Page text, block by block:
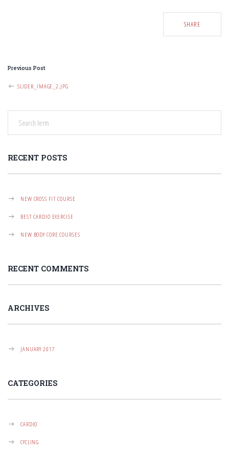
SHARE
P
O
T
N
A
V
I
G
A
T
O
N
Previous Post
SLIDER_IMAGE_2.JPG
RECENT POSTS
NEW CROSS FIT COURSE
BEST CARDIO EXERCISE
NEW BODY CORE COURSES
RECENT COMMENTS
ARCHIVES
JANUARY 2017
CATEGORIES
CARDIO
CYCLING